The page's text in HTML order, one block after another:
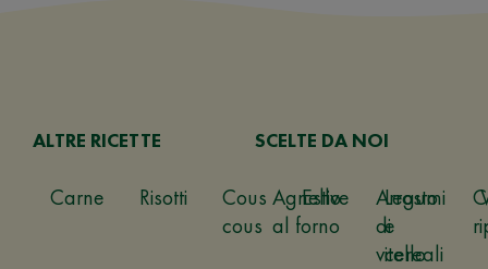
ALTRE RICETTE
Carne Risotti
Cous
cous
Estive
Legumi
e
cereali
SCELTE DA NOI
Agnello
al forno
Arrosto
di
vitello